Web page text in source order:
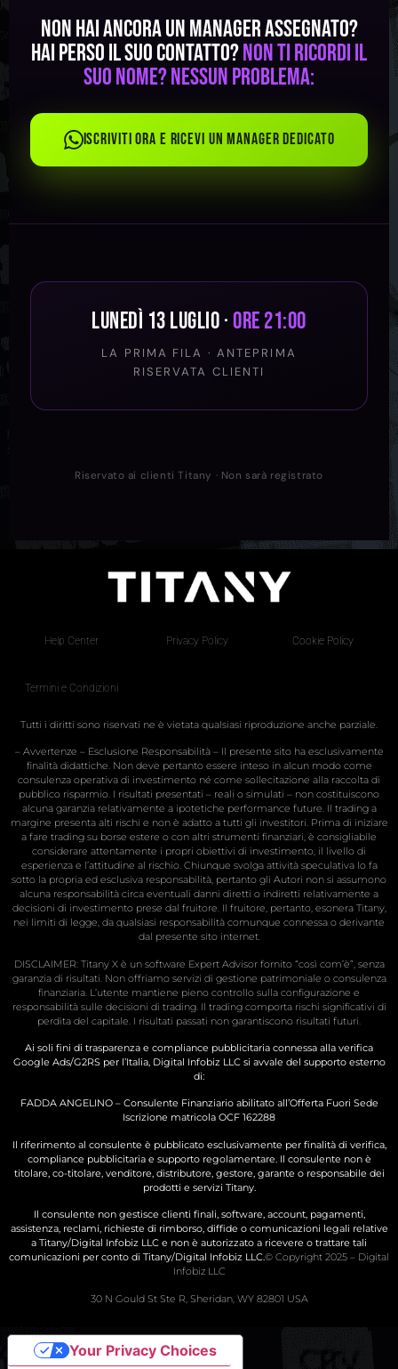
Non hai ancora un manager assegnato?
Hai perso il suo contatto?Non ti ricordi il
suo nome? Nessun problema:
Iscriviti ora e ricevi un manager dedicato
Lunedì 13 Luglio ·ore 21:00
LA PRIMA FILA · ANTEPRIMA
RISERVATA CLIENTI
Riservato ai clienti Titany · Non sarà registrato
Help Center Privacy Policy Cookie Policy
Termini e Condizioni
Tutti i diritti sono riservati ne è vietata qualsiasi riproduzione anche parziale.
– Avvertenze – Esclusione Responsabilità – Il presente sito ha esclusivamente
finalità didattiche. Non deve pertanto essere inteso in alcun modo come
consulenza operativa di investimento né come sollecitazione alla raccolta di
pubblico risparmio. I risultati presentati – reali o simulati – non costituiscono
alcuna garanzia relativamente a ipotetiche performance future. Il trading a
margine presenta alti rischi e non è adatto a tutti gli investitori. Prima di iniziare
a fare trading su borse estere o con altri strumenti finanziari, è consigliabile
considerare attentamente i propri obiettivi di investimento, il livello di
esperienza e l’attitudine al rischio. Chiunque svolga attività speculativa lo fa
sotto la propria ed esclusiva responsabilità, pertanto gli Autori non si assumono
alcuna responsabilità circa eventuali danni diretti o indiretti relativamente a
decisioni di investimento prese dal fruitore. Il fruitore, pertanto, esonera Titany,
nei limiti di legge, da qualsiasi responsabilità comunque connessa o derivante
dal presente sito internet.
DISCLAIMER: Titany X è un software Expert Advisor fornito “così com’è”, senza
garanzia di risultati. Non offriamo servizi di gestione patrimoniale o consulenza
finanziaria. L’utente mantiene pieno controllo sulla configurazione e
responsabilità sulle decisioni di trading. Il trading comporta rischi significativi di
perdita del capitale. I risultati passati non garantiscono risultati futuri.
Ai soli fini di trasparenza e compliance pubblicitaria connessa alla verifica
Google Ads/G2RS per l’Italia, Digital Infobiz LLC si avvale del supporto esterno
di:
FADDA ANGELINO – Consulente Finanziario abilitato all’Offerta Fuori Sede
Iscrizione matricola OCF 162288
Il riferimento al consulente è pubblicato esclusivamente per finalità di verifica,
compliance pubblicitaria e supporto regolamentare. Il consulente non è
titolare, co-titolare, venditore, distributore, gestore, garante o responsabile dei
prodotti e servizi Titany.
Il consulente non gestisce clienti finali, software, account, pagamenti,
assistenza, reclami, richieste di rimborso, diffide o comunicazioni legali relative
a Titany/Digital Infobiz LLC e non è autorizzato a ricevere o trattare tali
comunicazioni per conto di Titany/Digital Infobiz LLC.© Copyright 2025 – Digital
Infobiz LLC
30 N Gould St Ste R, Sheridan, WY 82801 USA
Your Privacy Choices